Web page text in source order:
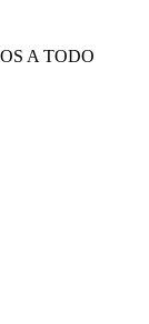
A TODO